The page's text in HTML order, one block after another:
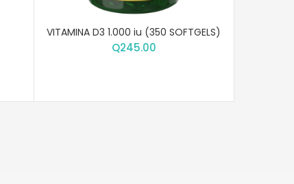
VITAMINA D3 1.000 iu (350 SOFTGELS)
Q245.00